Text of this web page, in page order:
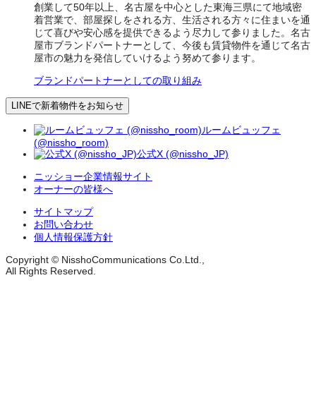
創業して50年以上、名古屋を中心とした東海三県にて地域密
着営業で、部屋探しをされる方、生活される方々に住まいを通
じて喜びや安心感を提供できるよう尽力して参りました。名古
屋市ブランドパートナーとして、今後も賃貸物件を通じて名古
屋市の魅力を発信していけるよう努めて参ります。
ブランドパートナーとしての取り組み
LINEで新着物件をお知らせ
ルームビュッフェ
(@nissho_room)
公式X (@nissho_JP)
ニッショー企業情報サイト
オーナーの皆様へ
サイトマップ
お問い合わせ
個人情報保護方針
Copyright © NisshoCommunications Co.Ltd.,
All Rights Reserved.